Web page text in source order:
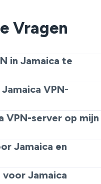
Vragen
in Jamaica te
is het over het
in Jamaica te
de lokale wetten en
VPN-
Jamaica VPN via
en snelle
locaties en tools wilt,
of Jamaica VPN APK
VPN-server op mijn
extensie, verbind met
browsen. Je
gerouteerd en
Jamaica en
Jamaica, zoek dan
voor Jamaica